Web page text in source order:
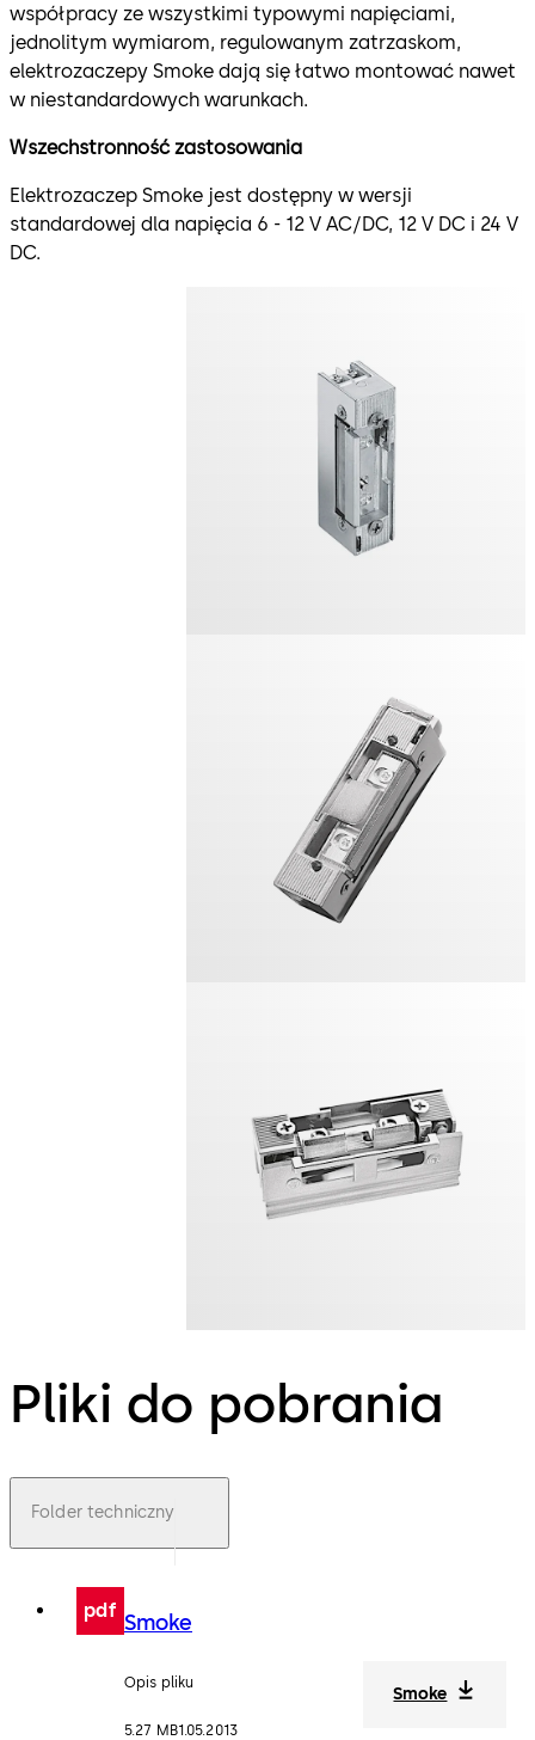
współpracy ze wszystkimi typowymi napięciami,
jednolitym wymiarom, regulowanym zatrzaskom,
elektrozaczepy Smoke dają się łatwo montować nawet
w niestandardowych warunkach.
Wszechstronność zastosowania
Elektrozaczep Smoke jest dostępny w wersji
standardowej dla napięcia 6 - 12 V AC/DC, 12 V DC i 24 V
DC.
Pliki do pobrania
Folder techniczny
pdf Smoke
Opis pliku
5.27 MB1.05.2013
Smoke